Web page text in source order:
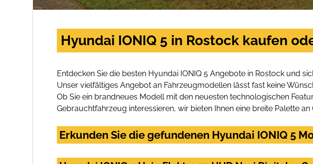
Hyundai IONIQ 5 in Rostock kaufen
Entdecken Sie die besten Hyundai IONIQ 5 Angebote in Rostock und
Unser vielfältiges Angebot an Fahrzeugmodellen lässt fast keine
Ob Sie ein brandneues Modell mit den neuesten technologischen
Gebrauchtfahrzeug interessieren, wir bieten Ihnen eine breite Palette an
Erkunden Sie die gefundenen Hyundai IONIQ 5